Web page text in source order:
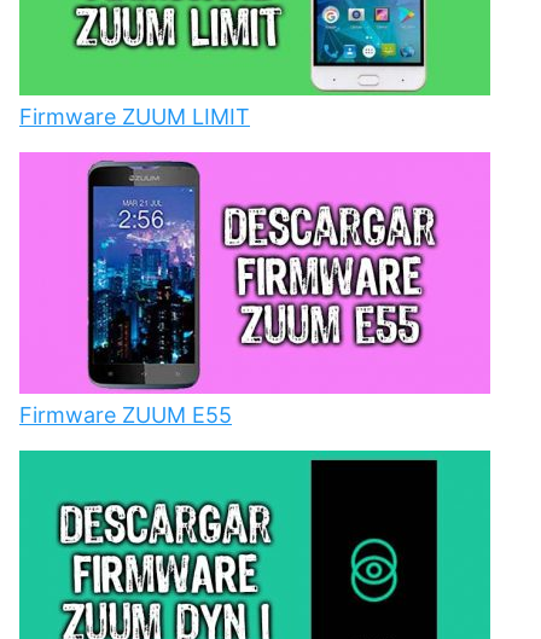
Firmware ZUUM LIMIT
Firmware ZUUM E55